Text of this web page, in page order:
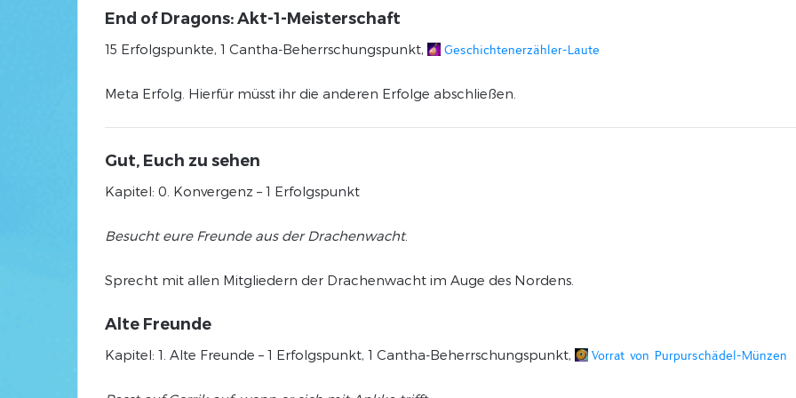
End of Dragons: Akt-1-Meisterschaft
15 Erfolgspunkte, 1 Cantha-Beherrschungspunkt, Geschichtenerzähler-Laute
Meta Erfolg. Hierfür müsst ihr die anderen Erfolge abschließen.
Gut, Euch zu sehen
Kapitel: 0. Konvergenz – 1 Erfolgspunkt
Besucht eure Freunde aus der Drachenwacht.
Sprecht mit allen Mitgliedern der Drachenwacht im Auge des Nordens.
Alte Freunde
Kapitel: 1. Alte Freunde – 1 Erfolgspunkt, 1 Cantha-Beherrschungspunkt, Vorrat von Purpurschädel-Münzen